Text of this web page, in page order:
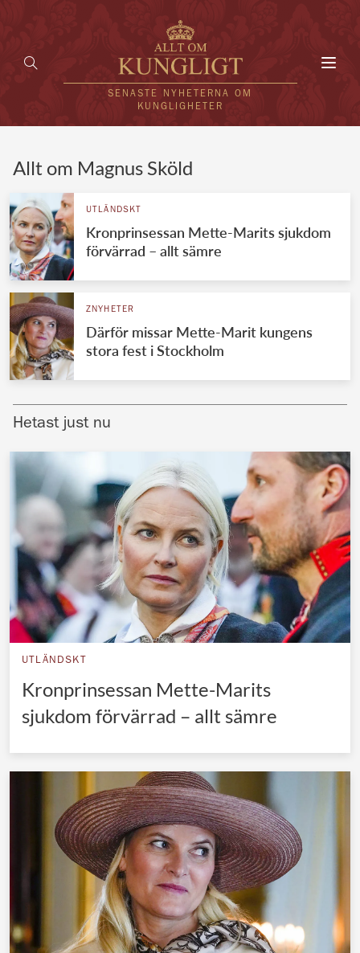
SENASTE NYHETERNA OM
KUNGLIGHETER
UTLÄNDSKT
VÄRLDENS KUNGAHUS
Svenska kungahuset
Brittiska kungahuset
Nederländska kungahuset
Belgiska kungahuset
Jordanska kungahuset
Luxemburgska storhertighuset
Japanska kejsarhuset
Thailändska kungahuset
Marockanska kungahuset
REDAKTION
Allt om Magnus Sköld
UTLÄNDSKT
Kronprinsessan Mette-Marits sjukdom
förvärrad – allt sämre
ZNYHETER
Därför missar Mette-Marit kungens
stora fest i Stockholm
Hetast just nu
UTLÄNDSKT
Kronprinsessan Mette-Marits
sjukdom förvärrad – allt sämre